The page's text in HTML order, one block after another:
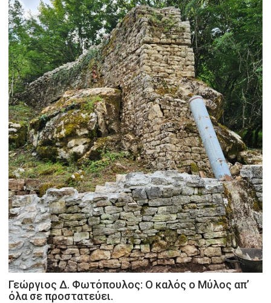
Γεώργιος Δ. Φωτόπουλος: Ο καλός ο Μύλος απ’
όλα σε προστατεύει.